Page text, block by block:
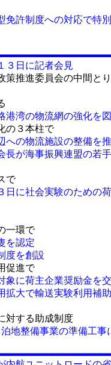
免許制度への対応で特
３日に記者会見
策推進委員会の中間と
港湾の物流網の強化を
の３本柱で
への物流施設の整備を
長が海事振興連盟の若
で
日に社会実験のための
一環で
を認定
度を創設
促進で
象に荷主企業奨励金を
拡大で輸送実験利用補
対する助成制度
地整備事業の準備工事